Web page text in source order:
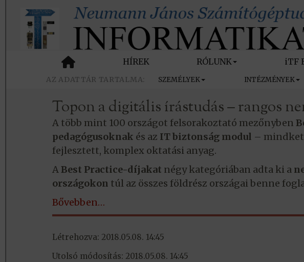
HÍREK RÓLUNK iTF
SZEMÉLYEK INTÉZMÉNYEK
Topon a digitális írástudás – rangos
A több mint 100 országot felsorakoztató mezőnyben
pedagógusoknak és az IT biztonság modul –
fejlesztett, komplex oktatási anyag.
ABest Practice-díjakat négy kategóriában adta ki a
országokon túl az összes földrész országai benne
Bővebben…
Létrehozva: 2018.05.08. 14:45
Utolsó módosítás: 2018.05.08. 14:45